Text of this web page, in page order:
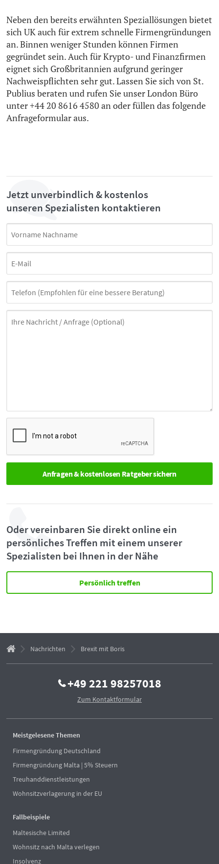
Neben den bereits erwähnten Speziallösungen bietet
sich UK auch für extrem schnelle Firmengründungen
an. Binnen weniger Stunden können Firmen
gegründet sein. Auch für Krypto- und Finanzfirmen
eignet sich Großbritannien aufgrund geringer
Nachweispflichten sehr gut. Lassen Sie sich von St.
Publius beraten und rufen Sie unser London Büro
unter +44 20 8616 4580 an oder füllen das folgende
Anfrageformular aus.
Jetzt unverbindlich & kostenlos
unseren Spezialisten kontaktieren
Oder vereinbaren Sie direkt online ein
persönliches Treffen mit einem unserer
Spezialisten bei Ihnen in der Nähe
Persönlich treffen
Nachrichten Brexit mit Boris
+49 221 98257018
Zum Kontaktformular
Meistgelesene Themen
Firmengründung Deutschland
Firmengründung Malta | 5% Steuern
Treuhanddienstleistungen
Wohnsitzverlagerung in der EU
Fallbeispiele
Maltesische Limited
Wohnsitz nach Malta verlegen
Insolvenz